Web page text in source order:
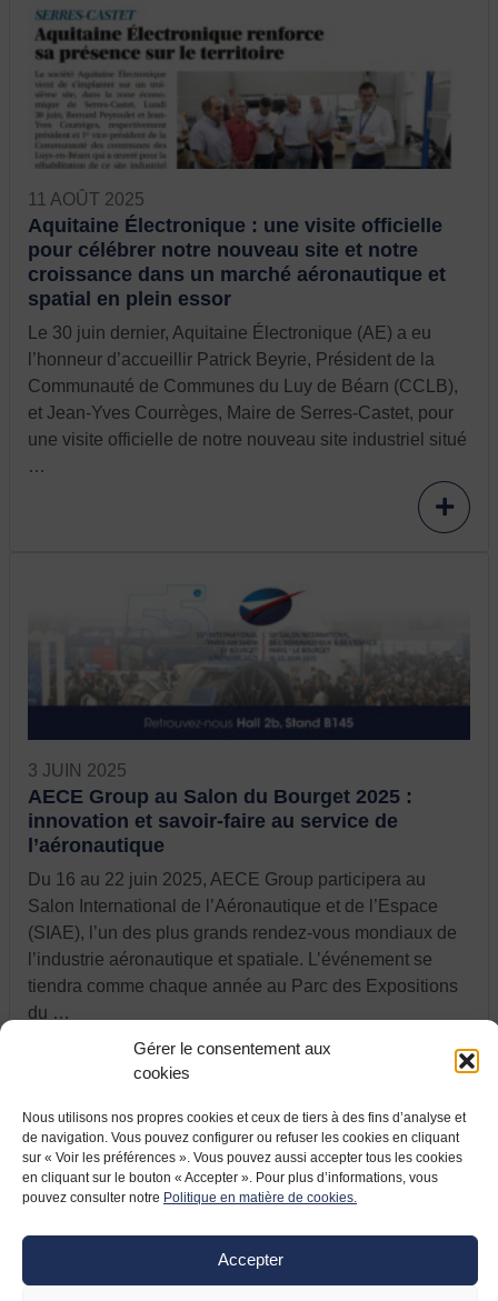
Gérer le consentement aux
cookies
Nous utilisons nos propres cookies et ceux de tiers à des fins d’analyse et
de navigation. Vous pouvez configurer ou refuser les cookies en cliquant
sur « Voir les préférences ». Vous pouvez aussi accepter tous les cookies
en cliquant sur le bouton « Accepter ». Pour plus d’informations, vous
pouvez consulter notre Politique en matière de cookies.
Accepter
11 AOÛT 2025
Aquitaine Électronique : une visite officielle
pour célébrer notre nouveau site et notre
croissance dans un marché aéronautique et
spatial en plein essor
Le 30 juin dernier, Aquitaine Électronique (AE) a eu
l’honneur d’accueillir Patrick Beyrie, Président de la
Communauté de Communes du Luy de Béarn (CCLB),
et Jean-Yves Courrèges, Maire de Serres-Castet, pour
une visite officielle de notre nouveau site industriel situé
…
3 JUIN 2025
AECE Group au Salon du Bourget 2025 :
innovation et savoir-faire au service de
l’aéronautique
Du 16 au 22 juin 2025, AECE Group participera au
Salon International de l’Aéronautique et de l’Espace
(SIAE), l’un des plus grands rendez-vous mondiaux de
l’industrie aéronautique et spatiale. L’événement se
tiendra comme chaque année au Parc des Expositions
du …